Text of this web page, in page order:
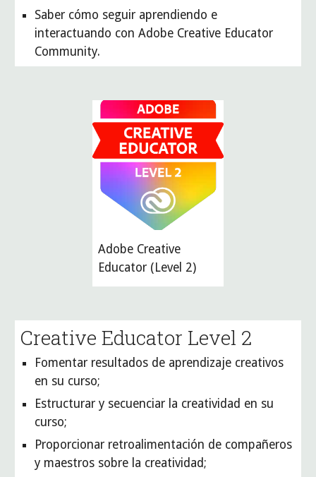
Saber cómo seguir aprendiendo e
interactuando con Adobe Creative Educator
Community.
Adobe Creative
Educator (Level 2)
Creative Educator Level 2
Fomentar resultados de aprendizaje creativos
en su curso;
Estructurar y secuenciar la creatividad en su
curso;
Proporcionar retroalimentación de compañeros
y maestros sobre la creatividad;